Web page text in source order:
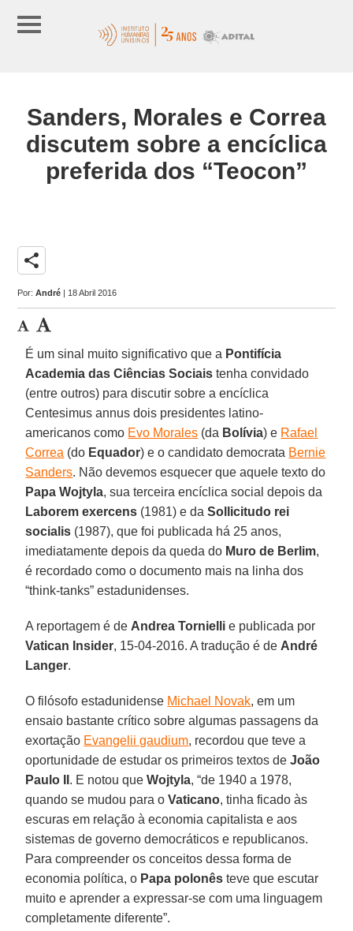
Sanders, Morales e Correa
discutem sobre a encíclica
preferida dos “Teocon”
share
Por:André | 18 Abril 2016
É um sinal muito significativo que a Pontifícia
Academia das Ciências Sociais tenha convidado
(entre outros) para discutir sobre a encíclica
Centesimus annus dois presidentes latino-
americanos como Evo Morales (da Bolívia) e Rafael
Correa (do Equador) e o candidato democrata Bernie
Sanders. Não devemos esquecer que aquele texto do
Papa Wojtyla, sua terceira encíclica social depois da
Laborem exercens (1981) e daSollicitudo rei
socialis (1987), que foi publicada há 25 anos,
imediatamente depois da queda do Muro de Berlim,
é recordado como o documento mais na linha dos
“think-tanks” estadunidenses.
A reportagem é de Andrea Tornielli e publicada por
Vatican Insider, 15-04-2016. A tradução é de André
Langer.
O filósofo estadunidense Michael Novak, em um
ensaio bastante crítico sobre algumas passagens da
exortação Evangelii gaudium, recordou que teve a
oportunidade de estudar os primeiros textos deJoão
Paulo II . E notou queWojtyla, “de 1940 a 1978,
quando se mudou para oVaticano, tinha ficado às
escuras em relação à economia capitalista e aos
sistemas de governo democráticos e republicanos.
Para compreender os conceitos dessa forma de
economia política, o Papa polonês teve que escutar
muito e aprender a expressar-se com uma linguagem
completamente diferente”.